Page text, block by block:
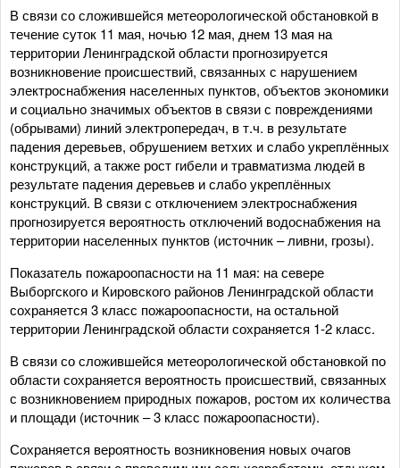
В связи со сложившейся метеорологической обстановкой в
течение суток 11 мая, ночью 12 мая, днем 13 мая на
территории Ленинградской области прогнозируется
возникновение происшествий, связанных с нарушением
электроснабжения населенных пунктов, объектов экономики
и социально значимых объектов в связи с повреждениями
(обрывами) линий электропередач, в т.ч. в результате
падения деревьев, обрушением ветхих и слабо укреплённых
конструкций, а также рост гибели и травматизма людей в
результате падения деревьев и слабо укреплённых
конструкций. В связи с отключением электроснабжения
прогнозируется вероятность отключений водоснабжения на
территории населенных пунктов (источник – ливни, грозы).
Показатель пожароопасности на 11 мая: на севере
Выборгского и Кировского районов Ленинградской области
сохраняется 3 класс пожароопасности, на остальной
территории Ленинградской области сохраняется 1-2 класс.
В связи со сложившейся метеорологической обстановкой по
области сохраняется вероятность происшествий, связанных
с возникновением природных пожаров, ростом их количества
и площади (источник – 3 класс пожароопасности).
Сохраняется вероятность возникновения новых очагов